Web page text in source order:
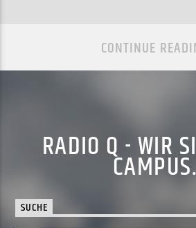
CONTINUE
RADIO Q - WIR
SUCHE